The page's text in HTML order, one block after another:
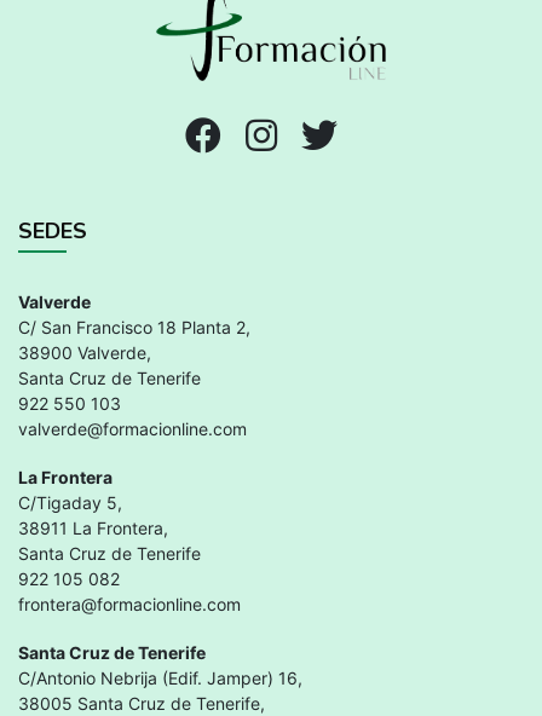
SEDES
Valverde
C/ San Francisco 18 Planta 2,
38900 Valverde,
Santa Cruz de Tenerife
922 550 103
valverde@formacionline.com
La Frontera
C/Tigaday 5,
38911 La Frontera,
Santa Cruz de Tenerife
922 105 082
frontera@formacionline.com
Santa Cruz de Tenerife
C/Antonio Nebrija (Edif. Jamper) 16,
38005 Santa Cruz de Tenerife,